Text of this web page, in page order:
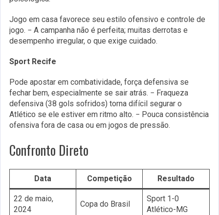
Jogo em casa favorece seu estilo ofensivo e controle de
jogo. − A campanha não é perfeita; muitas derrotas e
desempenho irregular, o que exige cuidado.
Sport Recife
Pode apostar em combatividade, força defensiva se
fechar bem, especialmente se sair atrás. − Fraqueza
defensiva (38 gols sofridos) torna difícil segurar o
Atlético se ele estiver em ritmo alto. − Pouca consistência
ofensiva fora de casa ou em jogos de pressão.
Confronto Direto
Data Competição Resultado
22 de maio,
2024
Copa do Brasil
Sport 1-0
Atlético-MG